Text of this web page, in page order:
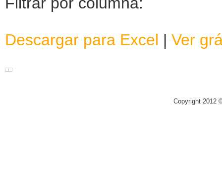
Descargar para Excel | Ver
Copyright 2012